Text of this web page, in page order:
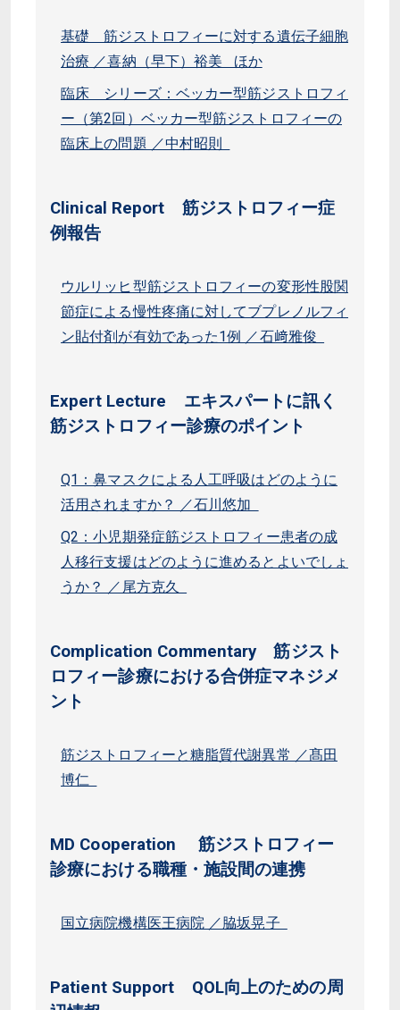
基礎 筋ジストロフィーに対する遺伝子細胞
治療 ／喜納（早下）裕美 ほか
臨床 シリーズ：ベッカー型筋ジストロフィ
ー（第2回）ベッカー型筋ジストロフィーの
臨床上の問題 ／中村昭則
Clinical Report 筋ジストロフィー症
例報告
ウルリッヒ型筋ジストロフィーの変形性股関
節症による慢性疼痛に対してブプレノルフィ
ン貼付剤が有効であった1例 ／石﨑雅俊
Expert Lecture エキスパートに訊く
筋ジストロフィー診療のポイント
Q1：鼻マスクによる人工呼吸はどのように
活用されますか？ ／石川悠加
Q2：小児期発症筋ジストロフィー患者の成
人移行支援はどのように進めるとよいでしょ
うか？ ／尾方克久
Complication Commentary 筋ジスト
ロフィー診療における合併症マネジメ
ント
筋ジストロフィーと糖脂質代謝異常 ／髙田
博仁
MD Cooperation 筋ジストロフィー
診療における職種・施設間の連携
国立病院機構医王病院 ／脇坂晃子
Patient Support QOL向上のための周